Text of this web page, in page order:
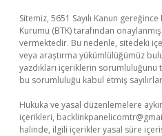
Sitemiz, 5651 Sayılı Kanun
Kurumu (BTK) tarafından
vermektedir. Bu nedenle, sitedeki
veya araştırma yükümlülüğümüz
yazdıkları içeriklerin
bu sorumluluğu kabul etmiş
Hukuka ve yasal düzenlemelere
içerikleri,
halinde, ilgili içerikler yasal süre